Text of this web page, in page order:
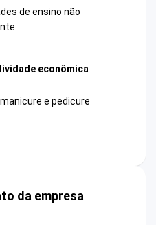
de ensino não
econômica
e pedicure
da empresa